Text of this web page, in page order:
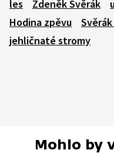
les
Zdeněk Svěrák
Hodina zpěvu
jehličnaté stromy
Mohlo by